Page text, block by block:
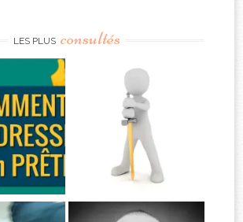
LES PLUS consultés